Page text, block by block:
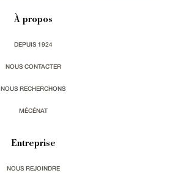
À propos
DEPUIS 1924
NOUS CONTACTER
NOUS RECHERCHONS
MÉCÉNAT
Entreprise
NOUS REJOINDRE